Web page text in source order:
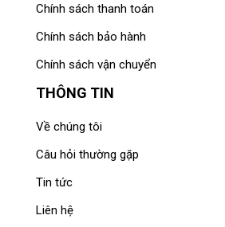
Chính sách thanh toán
Chính sách bảo hành
Chính sách vận chuyển
THÔNG TIN
Về chúng tôi
Câu hỏi thường gặp
Tin tức
Liên hệ